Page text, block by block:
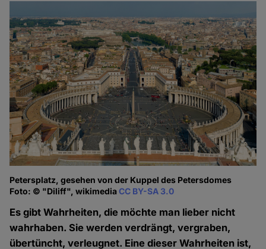
Petersplatz, gesehen von der Kuppel des Petersdomes
Foto: © "Diliff", wikimediaCC BY-SA 3.0
Es gibt Wahrheiten, die möchte man lieber nicht
wahrhaben. Sie werden verdrängt, vergraben,
übertüncht, verleugnet. Eine dieser Wahrheiten ist,